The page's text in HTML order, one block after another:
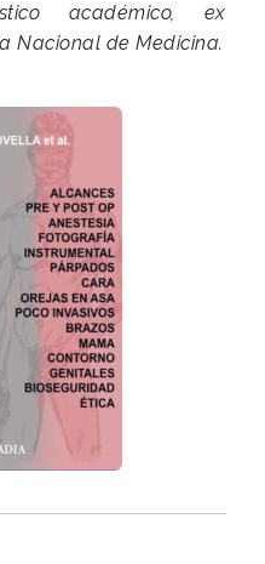
académico, ex
Nacional de Medicina.